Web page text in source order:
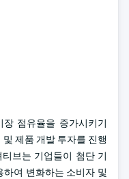
점유율을 증가시키기
제품 개발 투자를 진행
브는 기업들이 첨단 기
여 변화하는 소비자 및